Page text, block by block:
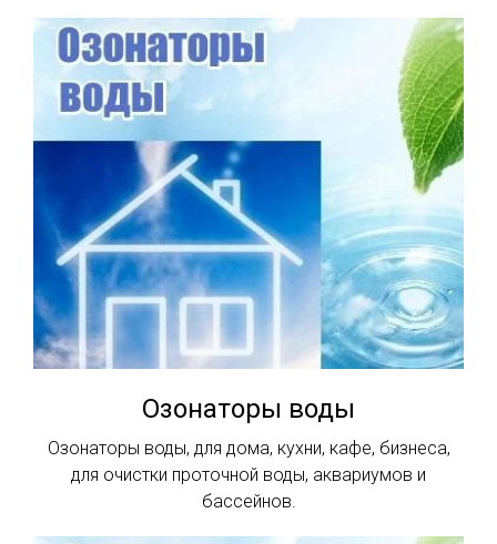
Озонаторы воды
Озонаторы воды, для дома, кухни, кафе, бизнеса,
для очистки проточной воды, аквариумов и
бассейнов.